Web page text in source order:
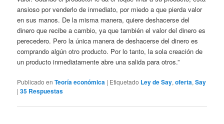
ansioso por venderlo de inmediato, por miedo a que pierda valor
en sus manos. De la misma manera, quiere deshacerse del
dinero que recibe a cambio, ya que también el valor del dinero es
perecedero. Pero la única manera de deshacerse del dinero es
comprando algún otro producto. Por lo tanto, la sola creación de
un producto inmediatamente abre una salida para otros.”
Publicado en Teoría económica | Etiquetado Ley de Say,oferta,Say
|35 Respuestas